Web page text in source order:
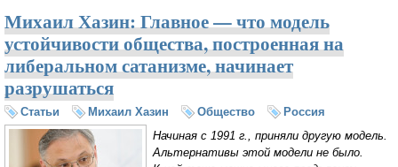
Михаил Хазин: Главное — что модель
устойчивости общества, построенная на
либеральном сатанизме, начинает
разрушаться
Статьи Михаил Хазин Общество
Россия
Начиная с 1991 г., приняли другую модель.
Альтернативы этой модели не было.